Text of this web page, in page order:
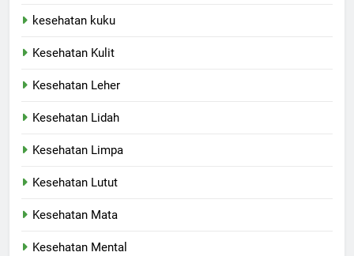
kesehatan kuku
Kesehatan Kulit
Kesehatan Leher
Kesehatan Lidah
Kesehatan Limpa
Kesehatan Lutut
Kesehatan Mata
Kesehatan Mental